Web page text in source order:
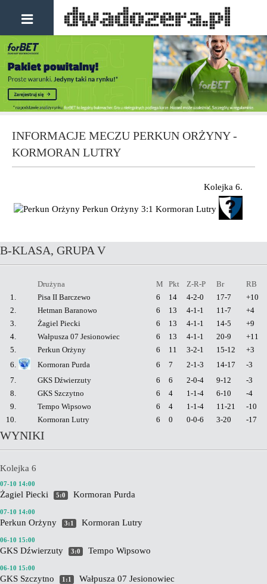
INFORMACJE MECZU PERKUN ORŻYNY -
KORMORAN LUTRY
Kolejka 6.
Perkun Orżyny 3:1 Kormoran Lutry
B-KLASA, GRUPA V
Drużyna M Pkt Z-R-P Br
RB
1.
Pisa II Barczewo 6 14 4-2-0 17-7
+10
2.
Hetman Baranowo 6 13 4-1-1 11-7
+4
3.
Żagiel Piecki 6 13 4-1-1 14-5
+9
4.
Wałpusza 07 Jesionowiec 6 13 4-1-1 20-9
+11
5.
Perkun Orżyny 6 11 3-2-1 15-12
+3
6.
Kormoran Purda 6 7 2-1-3 14-17
-3
7.
GKS Dźwierzuty 6 6 2-0-4 9-12
-3
8.
GKS Szczytno 6 4 1-1-4 6-10
-4
9.
Tempo Wipsowo 6 4 1-1-4 11-21
-10
10.
Kormoran Lutry 6 0 0-0-6 3-20 -17
WYNIKI
Kolejka 6
07-10 14:00
Żagiel Piecki 5:0 Kormoran Purda
07-10 14:00
Perkun Orżyny 3:1 Kormoran Lutry
06-10 15:00
GKS Dźwierzuty 3:0 Tempo Wipsowo
06-10 15:00
GKS Szczytno 1:1 Wałpusza 07 Jesionowiec